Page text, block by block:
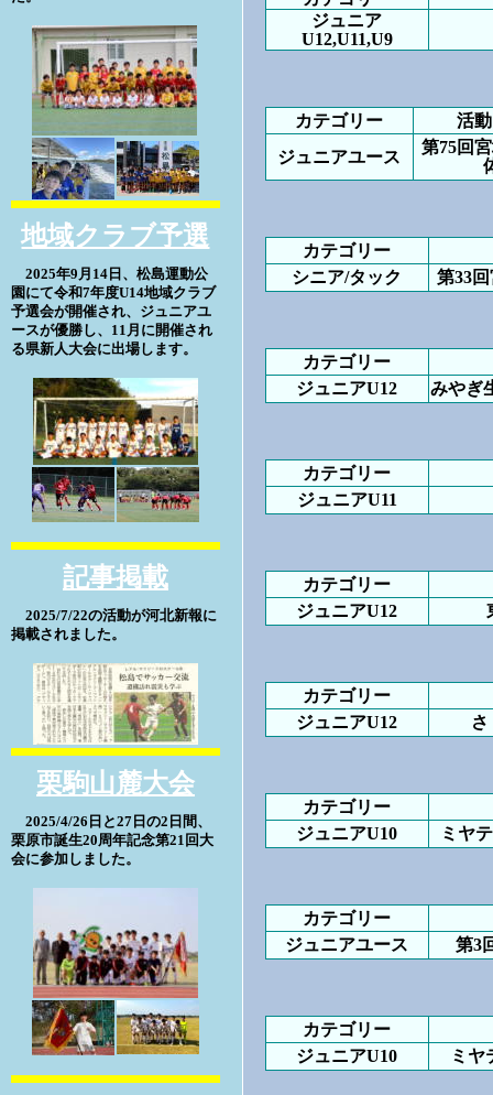
地域クラブ予選
2025年9月14日、松島運動公
園にて令和7年度U14地域クラブ
予選会が開催され、ジュニアユ
ースが優勝し、11月に開催され
る県新人大会に出場します。
記事掲載
2025/7/22の活動が河北新報に
掲載されました。
栗駒山麓大会
2025/4/26日と27日の2日間、
栗原市誕生20周年記念第21回大
会に参加しました。
ジュニア
U12,U11,U9
カテゴリー
活
ジュニアユース
第75回
カテゴリー
シニア/タック
第33
カテゴリー
ジュニアU12
みやぎ
カテゴリー
ジュニアU11
カテゴリー
ジュニアU12
カテゴリー
ジュニアU12
カテゴリー
ジュニアU10
ミヤ
カテゴリー
ジュニアユース
第3
カテゴリー
ジュニアU10
ミヤ